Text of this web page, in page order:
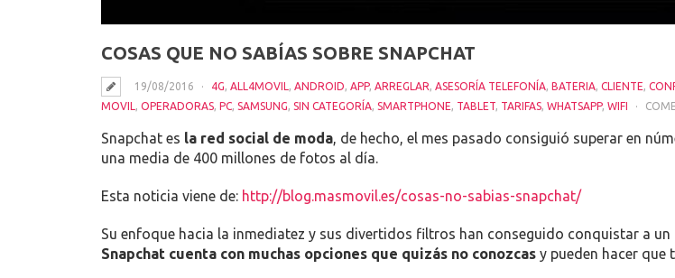
COSAS QUE NO SABÍAS SOBRE SNAPCHAT
19/08/2016 4G, ALL4MOVIL, ANDROID, APP, ARREGLAR, ASESORÍA TELEFONÍA, BATERIA, CLIENTE,
MOVIL, OPERADORAS, PC, SAMSUNG, SIN CATEGORÍA, SMARTPHONE, TABLET, TARIFAS, WHATSAPP, WIFI
Snapchat es la red social de moda, de hecho, el mes pasado consiguió superar en
una media de 400 millones de fotos al día.
Esta noticia viene de: http://blog.masmovil.es/cosas-no-sabias-snapchat/
Su enfoque hacia la inmediatez y sus divertidos filtros han conseguido conquistar a
Snapchat cuenta con muchas opciones que quizás no conozcas y pueden hacer que